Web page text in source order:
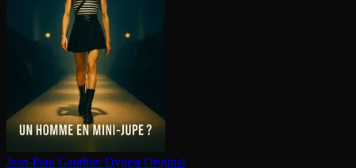
Jean-Paul Gauthier Dygest Original